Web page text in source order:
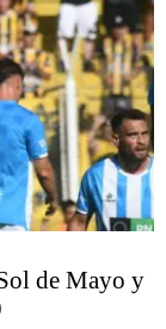
de Mayo y